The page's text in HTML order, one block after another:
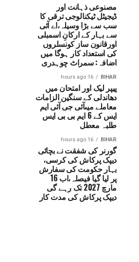
مصنوعی ذہانت اور
ڈیجیٹل ٹیکنالوجی ترقی کا
سب سے بڑا وسیلہ،اے آئی
سے بہار کے ارکانِ اسمبلی
اورقانون ساز کونسلروں
کی استعداد کار ہوگا میں
اضافہ: سمراٹ چوہدری
BIHAR
16 hours ago
پیپر لیک اور امتحان میں
دھاندلی کے سنگین الزامات
معاملے میںآئی جی آئی ایم
ایس کے 6 ایم بی بی ایس
طلبہ معطل
BIHAR
16 hours ago
گورنر کی شفقت نے بچائی
دیپک پرکاش کی کرسی،
بہار حکومت کی سفارش
پر لیا گیا فیصلہ،اب 16
مارچ 2027 تک رہے گی
دیپک پرکاش کی مدت کار